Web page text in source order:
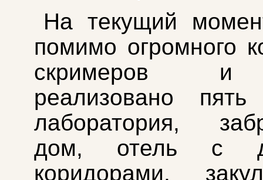
На текущий
помимо огромного
скримеров и
реализовано пять
лаборатория,
дом, отель с
коридорами,